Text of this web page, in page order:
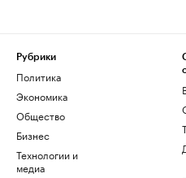
Рубрики
Политика
Экономика
Общество
Бизнес
Технологии и
медиа